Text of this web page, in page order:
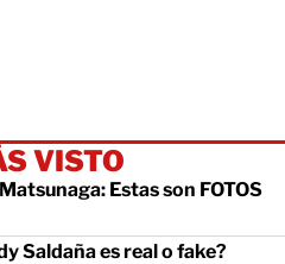
VISTO
Estas son FOTOS
Saldaña es real o fake?